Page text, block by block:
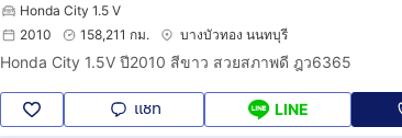
Honda City 1.5 V
2010
158,211 กม. บางบัวทอง นนทบุรี
Honda City 1.5V ปี2010 สีขาว สวยสภาพดี ฎว6365
แชท LINE